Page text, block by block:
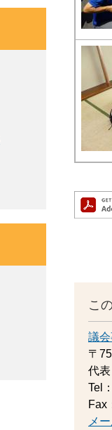
こ
議
〒
代表
Tel
Fax
メ